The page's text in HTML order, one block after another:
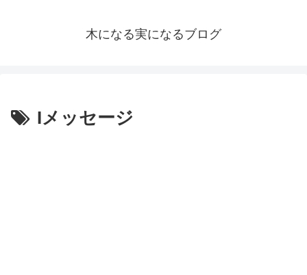
木になる実になるブログ
Iメッセージ